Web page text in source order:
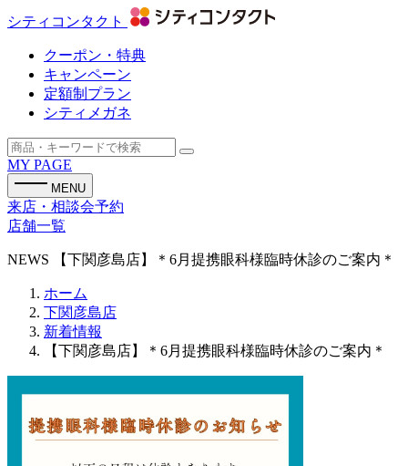
シティコンタクト
クーポン・特典
キャンペーン
定額制プラン
シティメガネ
MY PAGE
MENU
来店・相談会予約
店舗一覧
NEWS 【下関彦島店】＊6月提携眼科様臨時休診のご案内＊
ホーム
下関彦島店
新着情報
【下関彦島店】＊6月提携眼科様臨時休診のご案内＊